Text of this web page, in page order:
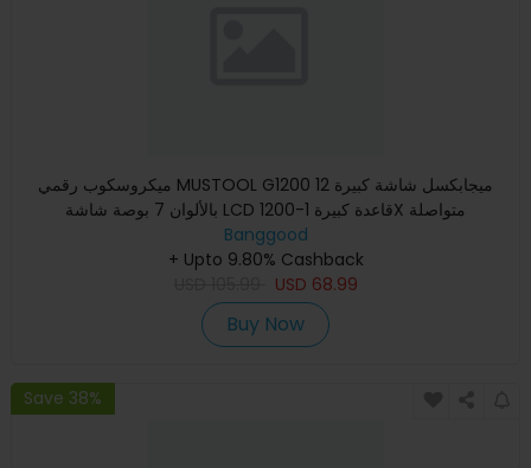
ميكروسكوب رقمي MUSTOOL G1200 12 ميجابكسل شاشة كبيرة
بالألوان 7 بوصة شاشة LCD قاعدة كبيرة 1-1200X متواصلة
Banggood
+ Upto 9.80% Cashback
USD 68.99
Buy Now
Save 38%